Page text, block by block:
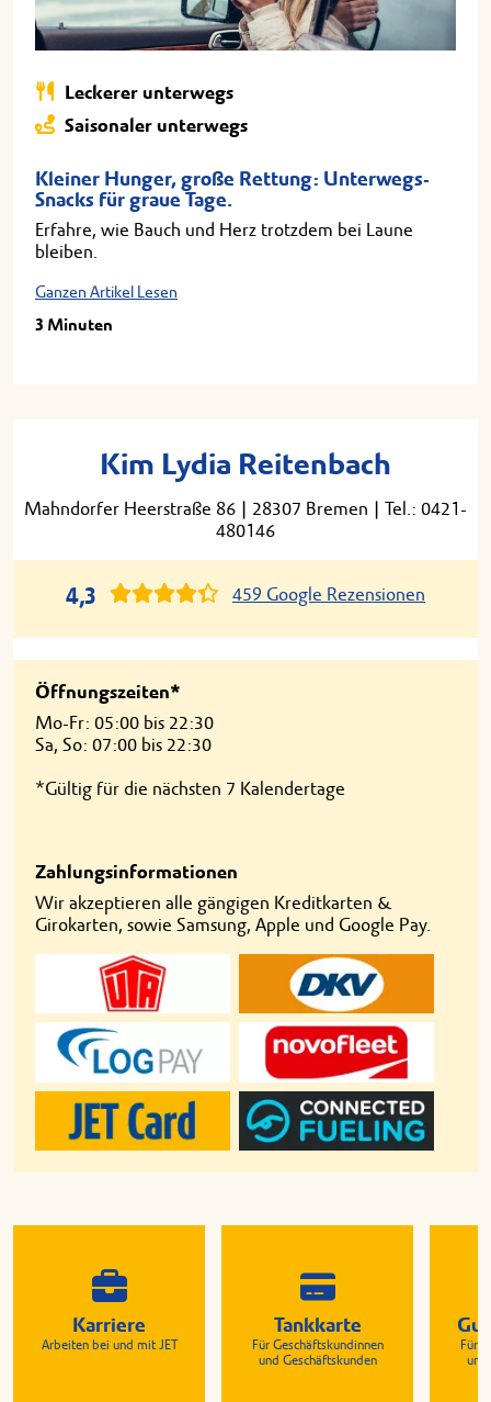
Leckerer unterwegs
Saisonaler unterwegs
Kleiner Hunger, große Rettung: Unterwegs-
Snacks für graue Tage.
Erfahre, wie Bauch und Herz trotzdem bei Laune
bleiben.
Ganzen Artikel Lesen
3 Minuten
Kim Lydia Reitenbach
Mahndorfer Heerstraße 86 | 28307 Bremen | Tel.: 0421-
480146
4,3 459 Google Rezensionen
Öffnungszeiten*
Mo-Fr: 05:00 bis 22:30
Sa, So: 07:00 bis 22:30
*Gültig für die nächsten 7 Kalendertage
Zahlungsinformationen
Wir akzeptieren alle gängigen Kreditkarten &
Girokarten, sowie Samsung, Apple und Google Pay.
Karriere
Arbeiten bei und mit JET
Tankkarte
Für Geschäftskundinnen
und Geschäftskunden
Für
und